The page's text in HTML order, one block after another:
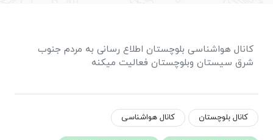
کانال هواشناسی بلوچستان اطلاع رسانی به مردم جنوب
شرق سیستان وبلوچستان فعالیت میکنه
کانال بلوچستان کانال هواشناسی